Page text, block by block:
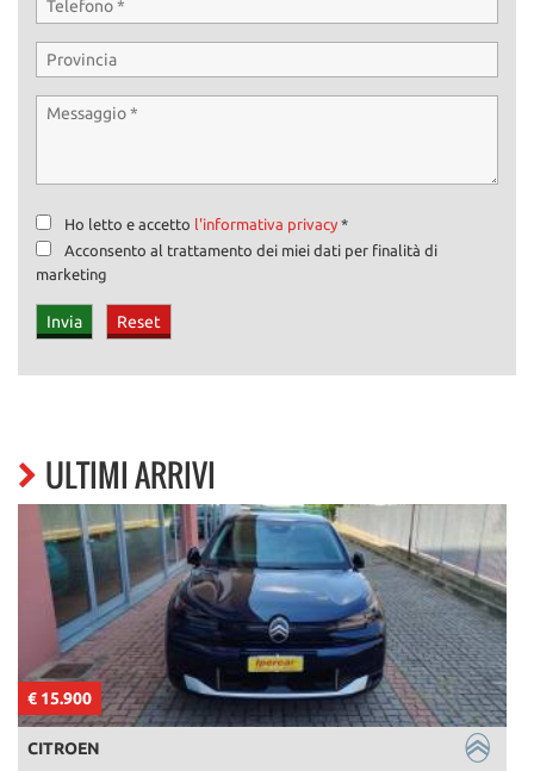
Ho letto e accetto l'informativa privacy *
Acconsento al trattamento dei miei dati per finalità di
marketing
ULTIMI ARRIVI
€ 15.900
CITROEN